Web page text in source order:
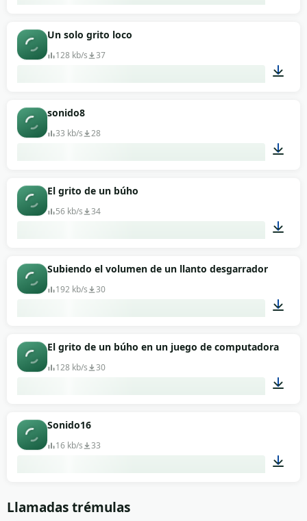
Un solo grito loco
128 kb/s 37
sonido8
33 kb/s 28
El grito de un búho
56 kb/s 34
00:25
Subiendo el volumen de un llanto desgarrador
192 kb/s 30
00:09
El grito de un búho en un juego de computadora.
128 kb/s 30
Sonido16
16 kb/s 33
Llamadas trémulas